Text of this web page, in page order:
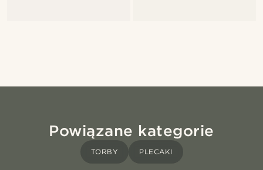
Powiązane kategorie
TORBY PLECAKI